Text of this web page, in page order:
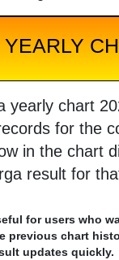
yearly chart
for the
in the chart
result for
for users who
previous chart
updates quickly.